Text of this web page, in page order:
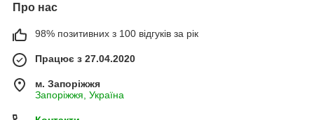
Про нас
98% позитивних з 100 відгуків за рік
Працює з 27.04.2020
м. Запоріжжя
Запоріжжя, Україна